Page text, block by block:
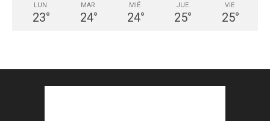
LUN
23°
MAR
24°
MIÉ
24°
JUE
25°
VIE
25°